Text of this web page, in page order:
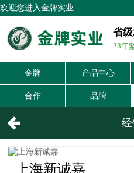
欢迎您进入金牌实业
省
23年
金牌 产品中心
合作 品牌
上海新诚嘉